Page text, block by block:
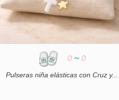
0 ~0
Pulseras niña elásticas con Cruz y...